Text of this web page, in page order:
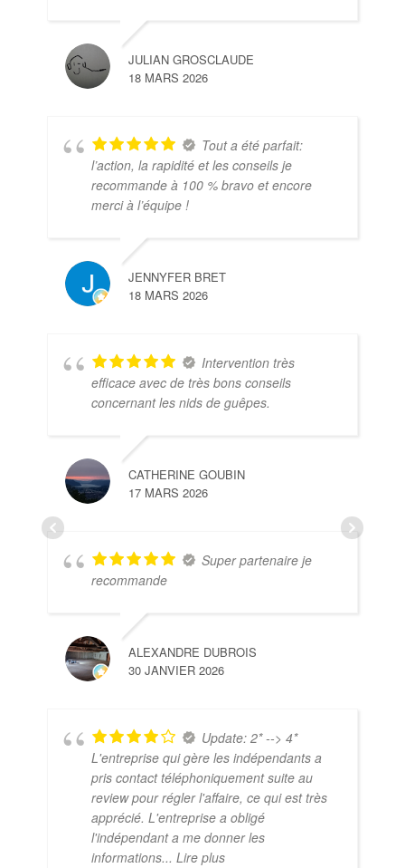
JULIAN GROSCLAUDE
18 MARS 2026
Tout a été parfait:
l’action, la rapidité et les conseils je
recommande à 100 % bravo et encore
merci à l’équipe !
JENNYFER BRET
18 MARS 2026
Intervention très
efficace avec de très bons conseils
concernant les nids de guêpes.
CATHERINE GOUBIN
17 MARS 2026
Super partenaire je
recommande
ALEXANDRE DUBROIS
30 JANVIER 2026
Update: 2* --> 4*
L'entreprise qui gère les indépendants a
pris contact téléphoniquement suite au
review pour régler l'affaire, ce qui est très
apprécié. L'entreprise a obligé
l'indépendant a me donner les
informations... Lire plus